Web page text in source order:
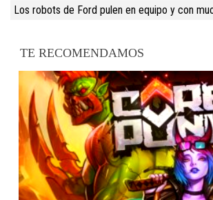
Los robots de Ford pulen en equipo y con
TE RECOMENDAMOS